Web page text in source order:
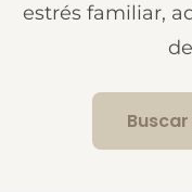
estrés familiar,